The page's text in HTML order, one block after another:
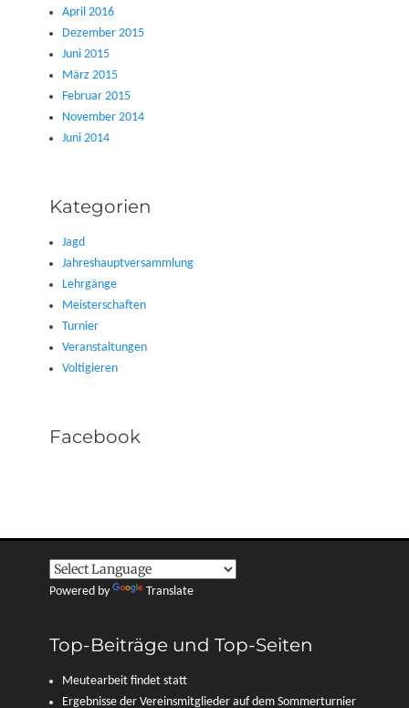
April 2016
Dezember 2015
Juni 2015
März 2015
Februar 2015
November 2014
Juni 2014
Kategorien
Jagd
Jahreshauptversammlung
Lehrgänge
Meisterschaften
Turnier
Veranstaltungen
Voltigieren
Facebook
Powered by Translate
Top-Beiträge und Top-Seiten
Meutearbeit findet statt
Ergebnisse der Vereinsmitglieder auf dem Sommerturnier